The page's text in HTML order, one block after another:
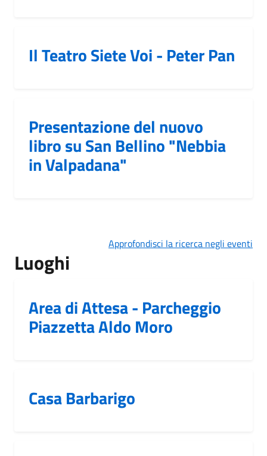
Il Teatro Siete Voi - Peter Pan
Presentazione del nuovo
libro su San Bellino "Nebbia
in Valpadana"
Approfondisci la ricerca negli eventi
Luoghi
Area di Attesa - Parcheggio
Piazzetta Aldo Moro
Casa Barbarigo